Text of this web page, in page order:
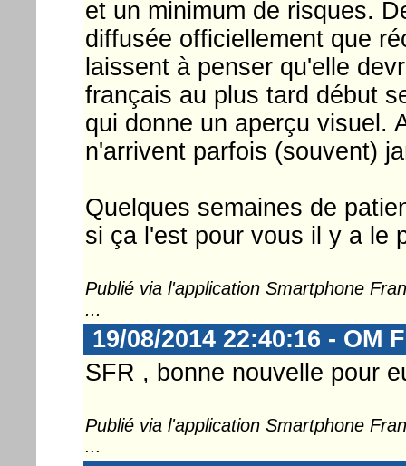
et un minimum de risques.
diffusée officiellement que
laissent à penser qu'elle
français au plus tard début
qui donne un aperçu visuel.
n'arrivent parfois (souvent)
Quelques semaines de
si ça l'est pour vous il y a le
Publié via l'application Smartphone
...
19/08/2014 22:40:16 - OM
SFR , bonne nouvelle pour
Publié via l'application Smartphone
...